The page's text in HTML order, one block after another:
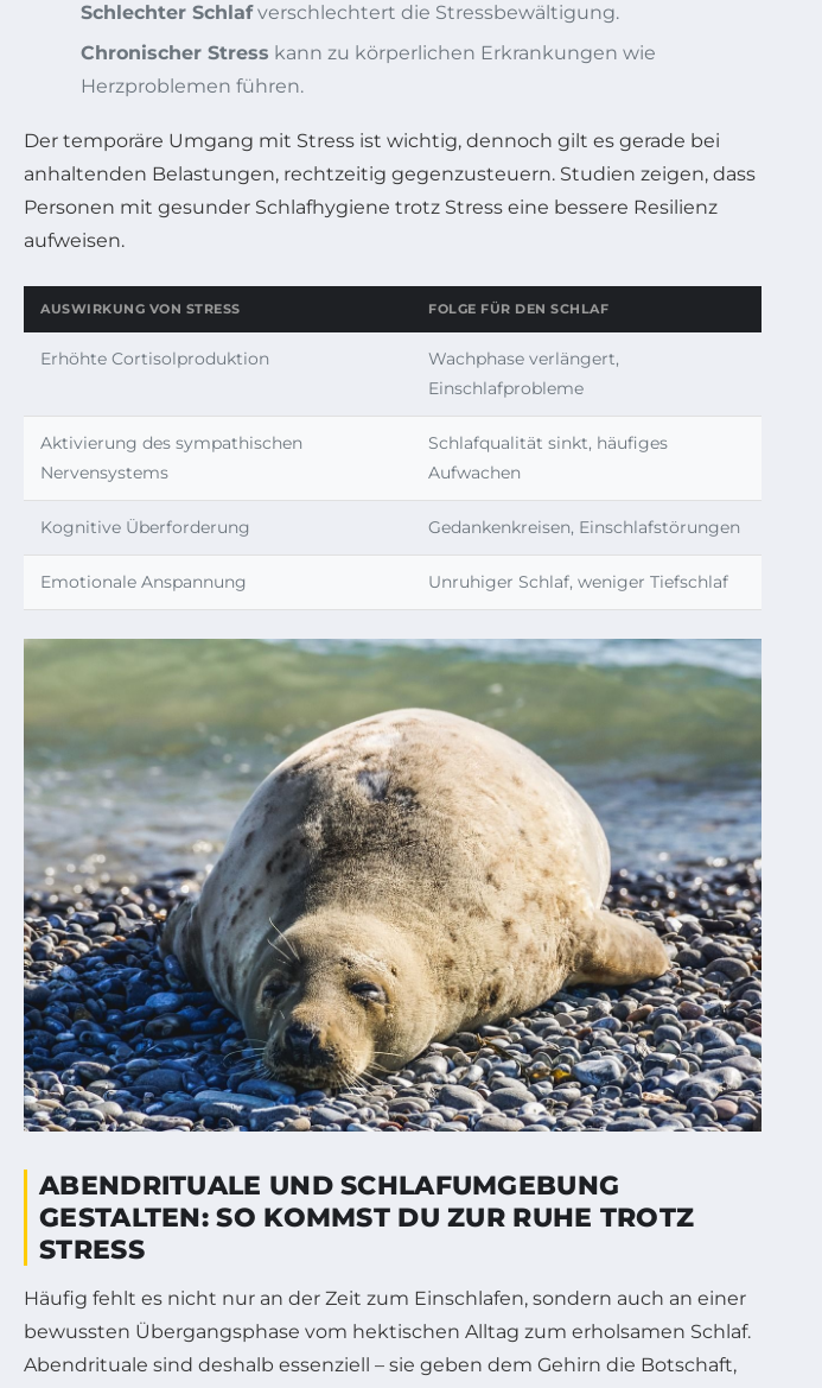
Schlechter Schlafverschlechtert die Stressbewältigung.
Chronischer Stress kann zu körperlichen Erkrankungen wie
Herzproblemen führen.
Der temporäre Umgang mit Stress ist wichtig, dennoch gilt es gerade bei
anhaltenden Belastungen, rechtzeitig gegenzusteuern. Studien zeigen, dass
Personen mit gesunder Schlafhygiene trotz Stress eine bessere Resilienz
aufweisen.
AUSWIRKUNG VON STRESS FOLGE FÜR DEN SCHLAF
Erhöhte Cortisolproduktion
Wachphase verlängert,
Einschlafprobleme
Aktivierung des sympathischen
Nervensystems
Schlafqualität sinkt, häufiges
Aufwachen
Kognitive Überforderung Gedankenkreisen, Einschlafstörungen
Emotionale Anspannung Unruhiger Schlaf, weniger Tiefschlaf
ABENDRITUALE UND SCHLAFUMGEBUNG
GESTALTEN: SO KOMMST DU ZUR RUHE TROTZ
STRESS
Häufig fehlt es nicht nur an der Zeit zum Einschlafen, sondern auch an einer
bewussten Übergangsphase vom hektischen Alltag zum erholsamen Schlaf.
Abendrituale sind deshalb essenziell – sie geben dem Gehirn die Botschaft,